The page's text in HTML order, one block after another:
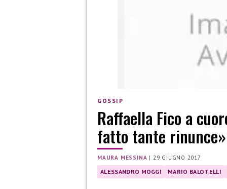
GOSSIP
Raffaella Fico a
fatto tante rinunce»
MAURA MESSINA | 29 GIUGNO 2017
ALESSANDRO MOGGI MARIO BALOTELLI